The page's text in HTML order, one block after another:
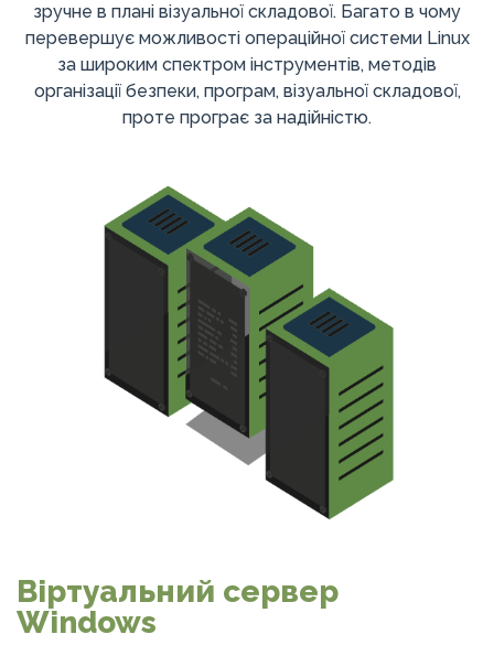
зручне в плані візуальної складової. Багато в чому
перевершує можливості операційної системи Linux
за широким спектром інструментів, методів
організації безпеки, програм, візуальної складової,
проте програє за надійністю.
Віртуальний сервер
Windows